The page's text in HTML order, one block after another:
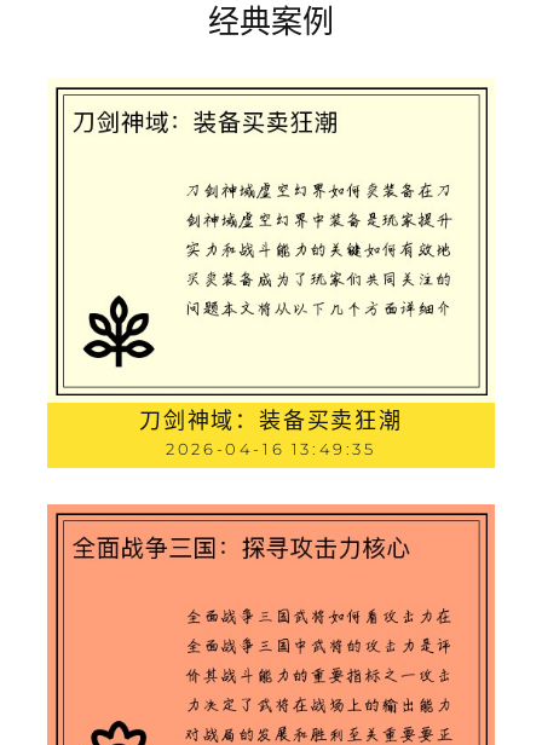
经典案例
刀剑神域：装备买卖狂潮
2026-04-16 13:49:35